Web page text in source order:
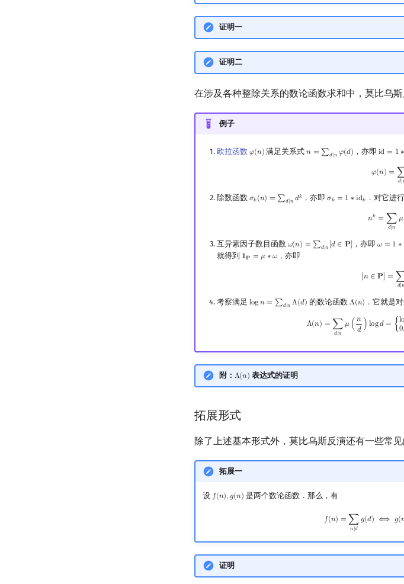
证明一
证明二
在涉及各种整除关系的数论函数求和中，莫比乌
例子
欧拉函数 𝜑(𝑛)
φ(n) 满足关系式𝑛 = ∑𝑑∣𝑛 𝜑(𝑑)
n =∑d∣nφ( d) ，亦即 id = 1 ∗
id =1 ∗ φ
𝜑(𝑛) =
𝑑∣
φ(n )= ∑d∣
除数函数 𝜎𝑘(𝑛) = ∑𝑑∣𝑛 𝑑𝑘
σk(n) =∑d∣ndk ，亦即𝜎𝑘 = 1 ∗id𝑘
σk =1 ∗ idk ．对它进
𝑛𝑘 = ∑
𝑑∣𝑛
𝜇
n k= ∑d∣n μ
互异素因子数目函数 𝜔(𝑛) = ∑𝑑∣𝑛 [𝑑 ∈ 𝐏]
ω(n) =∑d∣n[d ∈P] ，亦即𝜔 = 1 ∗
ω =1 ∗ 1
就得到 𝟏𝐏 = 𝜇 ∗𝜔
1P= μ∗ω ，亦即
[𝑛 ∈ 𝐏] =
𝑑∣𝑛
n ∈P =∑ d∣
考察满足 log𝑛 = ∑𝑑∣𝑛 Λ(𝑑)
log n=∑d∣nΛ(d) 的数论函数 Λ(𝑛)
Λ(n) ．它就是
Λ(𝑛) = ∑
𝑑∣𝑛
𝜇 ( 𝑛
𝑑 ) log𝑑 = {lo
0,
Λ n d∣nμ nd) log {log p,n
附： Λ(𝑛)
Λ(n) 表达式的证明
拓展形式
除了上述基本形式外，莫比乌斯反演还有一些常
拓展一
设 𝑓(𝑛),𝑔(𝑛)
f(n),g (n) 是两个数论函数．那么，有
𝑓(𝑛) = ∑
𝑛∣𝑑
𝑔(𝑑) ⟺ 𝑔(
)=∑n d g( (
证明